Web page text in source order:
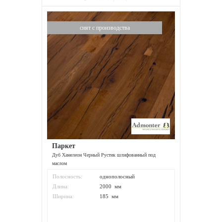
снят с производства
Паркет
Дуб Хамелеон Черный Рустик шлифованный под
маслом
Полосность:
однополосный
Длина:
2000 мм
Ширина:
185 мм